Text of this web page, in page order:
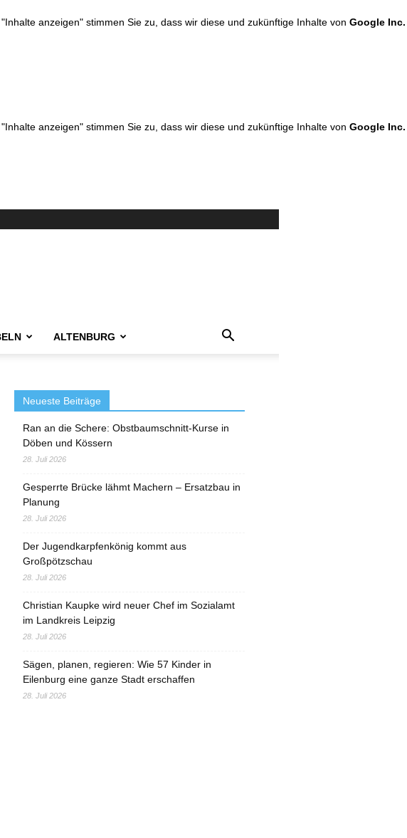
anzeigen" stimmen Sie zu, dass wir diese und zukünftige Inhalte von Google Inc.
anzeigen" stimmen Sie zu, dass wir diese und zukünftige Inhalte von Google Inc.
ALTENBURG
Neueste Beiträge
Ran an die Schere: Obstbaumschnitt-Kurse in
Döben und Kössern
28. Juli 2026
Gesperrte Brücke lähmt Machern – Ersatzbau in
Planung
28. Juli 2026
Der Jugendkarpfenkönig kommt aus
Großpötzschau
28. Juli 2026
Christian Kaupke wird neuer Chef im Sozialamt
im Landkreis Leipzig
28. Juli 2026
Sägen, planen, regieren: Wie 57 Kinder in
Eilenburg eine ganze Stadt erschaffen
28. Juli 2026